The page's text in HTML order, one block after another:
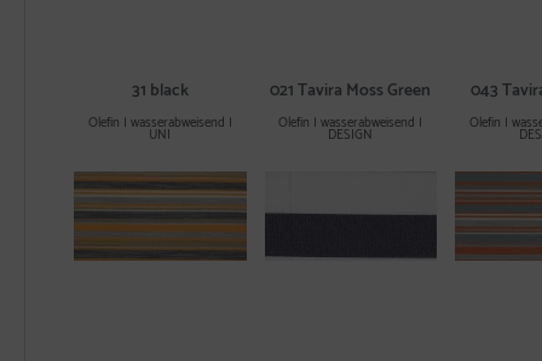
31 black
Olefin | wasserabweisend |
UNI
021 Tavira Moss Green
Olefin | wasserabweisend |
DESIGN
043
Olefin |